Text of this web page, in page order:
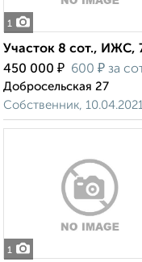
1
Участок 8 сот., ИЖС,
450 000 ₽ 600 ₽ за
Добросельская 27
Собственник,
1